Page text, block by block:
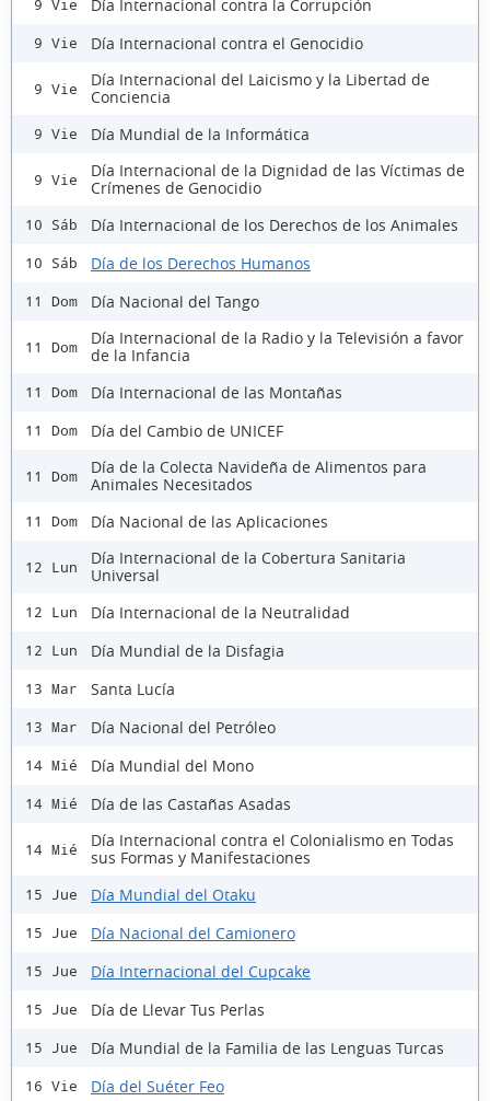
9 Vie Día Internacional contra la Corrupción
9 Vie Día Internacional contra el Genocidio
9 Vie
Día Internacional del Laicismo y la Libertad de
Conciencia
9 Vie Día Mundial de la Informática
9 Vie
Día Internacional de la Dignidad de las Víctimas de
Crímenes de Genocidio
10 Sáb Día Internacional de los Derechos de los Animales
10 Sáb Día de los Derechos Humanos
11 Dom Día Nacional del Tango
11 Dom
Día Internacional de la Radio y la Televisión a favor
de la Infancia
11 Dom Día Internacional de las Montañas
11 Dom Día del Cambio de UNICEF
11 Dom
Día de la Colecta Navideña de Alimentos para
Animales Necesitados
11 Dom Día Nacional de las Aplicaciones
12 Lun
Día Internacional de la Cobertura Sanitaria
Universal
12 Lun Día Internacional de la Neutralidad
12 Lun Día Mundial de la Disfagia
13 Mar Santa Lucía
13 Mar Día Nacional del Petróleo
14 Mié Día Mundial del Mono
14 Mié Día de las Castañas Asadas
14 Mié
Día Internacional contra el Colonialismo en Todas
sus Formas y Manifestaciones
15 Jue Día Mundial del Otaku
15 Jue Día Nacional del Camionero
15 Jue Día Internacional del Cupcake
15 Jue Día de Llevar Tus Perlas
15 Jue Día Mundial de la Familia de las Lenguas Turcas
16 Vie Día del Suéter Feo